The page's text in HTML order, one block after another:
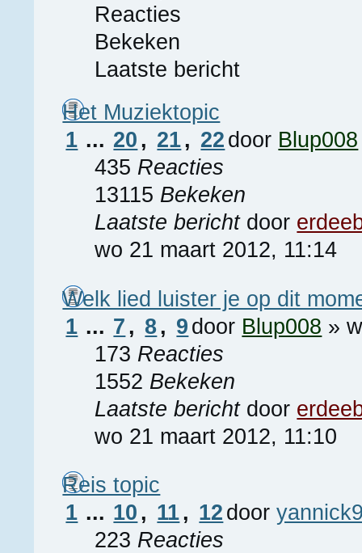
Reacties
Bekeken
Laatste bericht
Het Muziektopic
1 ... 20, 21, 22door Blup008
435 Reacties
13115 Bekeken
Laatste bericht door
wo 21 maart 2012, 11:14
Welk lied luister je op dit
1 ... 7, 8, 9door Blup008 »
173 Reacties
1552 Bekeken
Laatste bericht door
wo 21 maart 2012, 11:10
Reis topic
1 ... 10, 11, 12door
223 Reacties